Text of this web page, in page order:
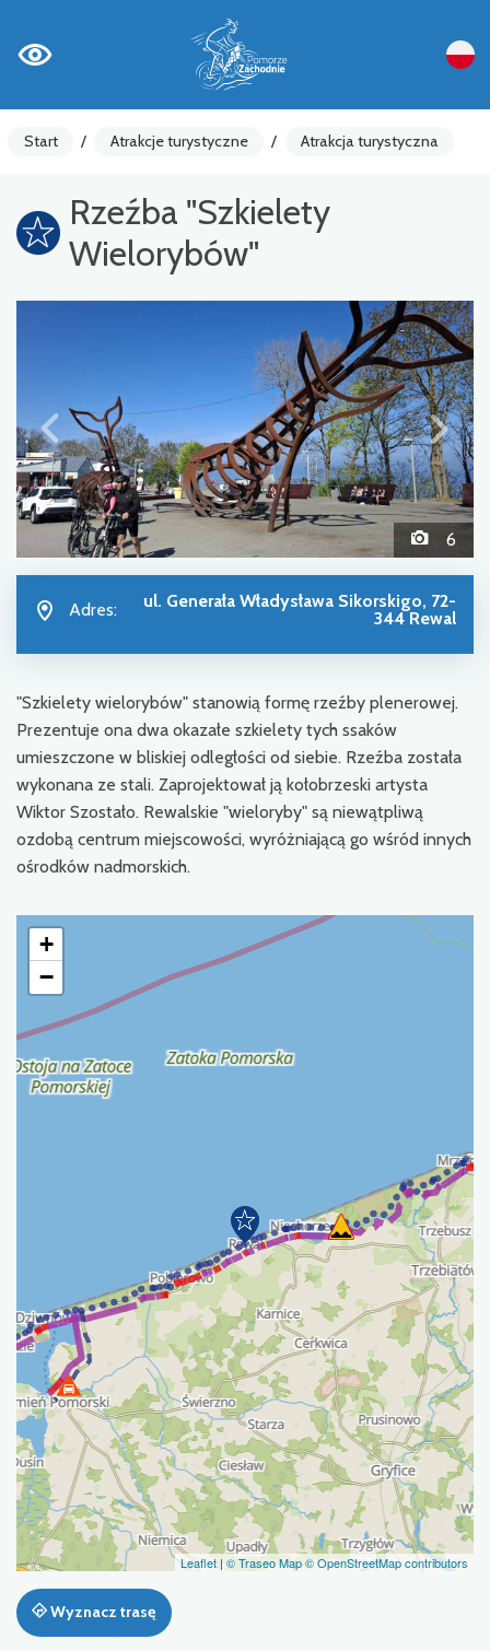
Start / Atrakcje turystyczne / Atrakcja turystyczna
Rzeźba "Szkielety
Wielorybów"
6
Adres:
ul. Generała Władysława Sikorskigo, 72-
344 Rewal
"Szkielety wielorybów" stanowią formę rzeźby plenerowej.
Prezentuje ona dwa okazałe szkielety tych ssaków
umieszczone w bliskiej odległości od siebie. Rzeźba została
wykonana ze stali. Zaprojektował ją kołobrzeski artysta
Wiktor Szostało. Rewalskie "wieloryby" są niewątpliwą
ozdobą centrum miejscowości, wyróżniającą go wśród innych
ośrodków nadmorskich.
+
−
Leaflet |© Traseo Map© OpenStreetMap contributors
Wyznacz trasę